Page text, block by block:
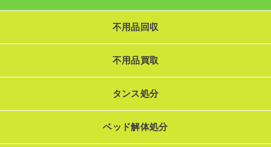
不用品回収
不用品買取
タンス処分
ベッド解体処分